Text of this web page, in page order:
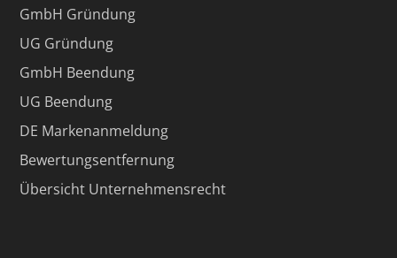
GmbH Gründung
UG Gründung
GmbH Beendung
UG Beendung
DE Markenanmeldung
Bewertungsentfernung
Übersicht Unternehmensrecht